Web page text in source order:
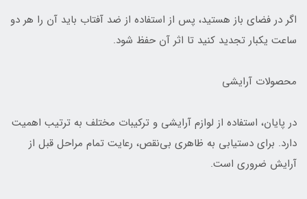
اگر در فضای باز هستید، پس از استفاده از ضد آفتاب باید آن را هر دو
ساعت یکبار تجدید کنید تا اثر آن حفظ شود.
محصولات آرایشی
در پایان، استفاده از لوازم آرایشی و ترکیبات مختلف به ترتیب اهمیت
دارد. برای دستیابی به ظاهری بی‌نقص، رعایت تمام مراحل قبل از
آرایش ضروری است.